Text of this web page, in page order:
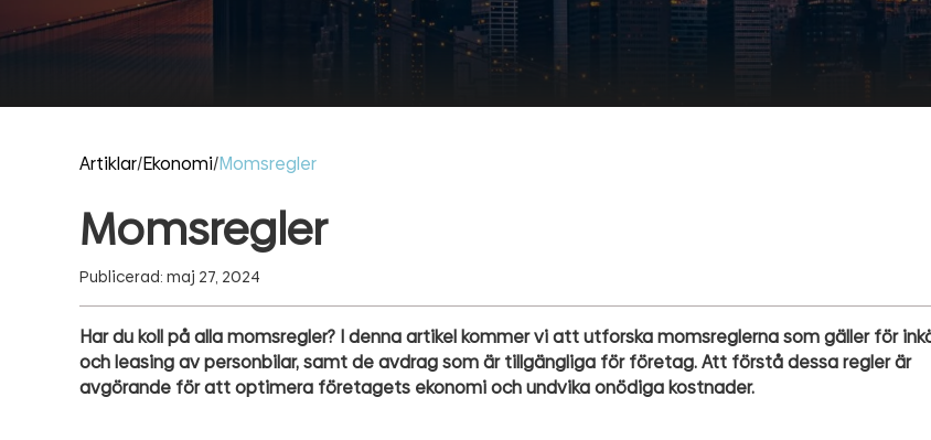
Artiklar/Ekonomi/Momsregler
Momsregler
Publicerad: maj 27, 2024
Har du koll på alla momsregler? I denna artikel kommer vi att utforska momsreglerna som gäller för
och leasing av personbilar, samt de avdrag som är tillgängliga för företag. Att förstå dessa regler är
avgörande för att optimera företagets ekonomi och undvika onödiga kostnader.